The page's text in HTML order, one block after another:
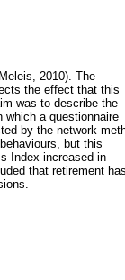
2010). The
the effect that this
was to describe the
which a questionnaire
by the network
but this
Index increased in
that retirement has